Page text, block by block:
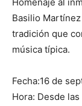
Basilio
tradición que
música típica.
Fecha:16 de
Hora: Desde las